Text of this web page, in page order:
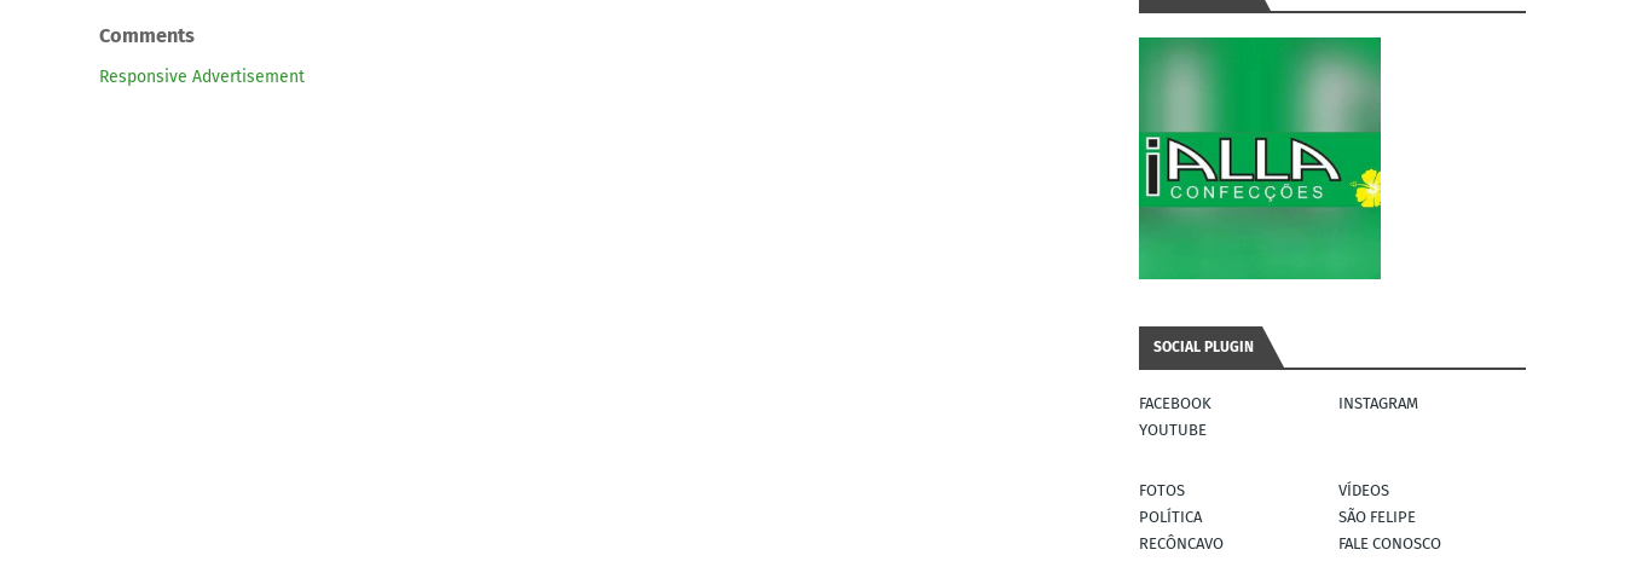
Comments
Responsive Advertisement
SOCIAL PLUGIN
FACEBOOK
INSTAGRAM
YOUTUBE
FOTOS
VÍDEOS
POLÍTICA
SÃO FELIPE
RECÔNCAVO
FALE CONOSCO